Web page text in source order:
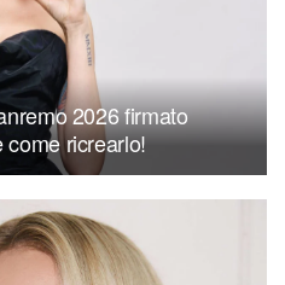
2026 firmato
come ricrearlo!